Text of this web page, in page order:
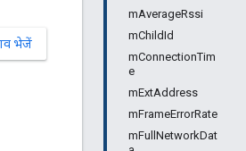
mAverageRssi
mChildId
mConnectionTim
e
mExtAddress
mFrameErrorRate
mFullNetworkDat
भेजें